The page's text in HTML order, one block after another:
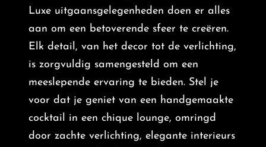
Luxe uitgaansgelegenheden doen er alles
aan om een betoverende sfeer te creëren.
Elk detail, van het decor tot de verlichting,
is zorgvuldig samengesteld om een
meeslepende ervaring te bieden. Stel je
voor dat je geniet van een handgemaakte
cocktail in een chique lounge, omringd
door zachte verlichting, elegante interieurs